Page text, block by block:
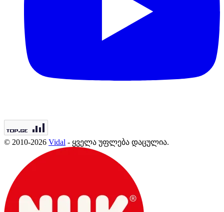
© 2010-2026 Vidal - ყველა უფლება დაცულია.